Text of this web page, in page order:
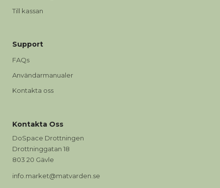
Till kassan
Support
FAQs
Användarmanualer
Kontakta oss
Kontakta Oss
DoSpace Drottningen
Drottninggatan 18
803 20 Gävle
info.market@matvarden.se